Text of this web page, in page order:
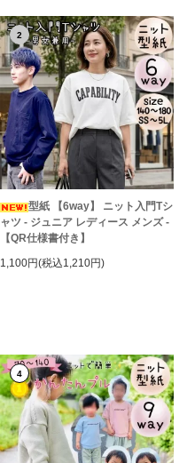
2
型紙 【6way】 ニット入門Tシ
ャツ - ジュニア レディース メンズ -
【QR仕様書付き】
1,100円(税込1,210円)
4